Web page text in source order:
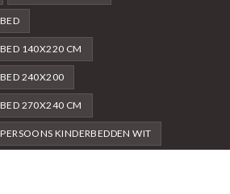
140X220 CM
240X200
270X240 CM
KINDERBEDDEN WIT